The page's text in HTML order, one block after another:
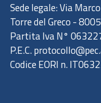
Sede legale: Via
Torre del Greco -
Partita Iva N°
P.E.C.
Codice EORI n.